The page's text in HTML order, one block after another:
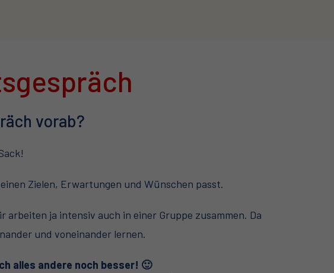
vorab?
Zielen, Erwartungen und Wünschen passt.
ja intensiv auch in einer Gruppe zusammen. Da
und voneinander lernen.
alles andere noch besser! 🙂